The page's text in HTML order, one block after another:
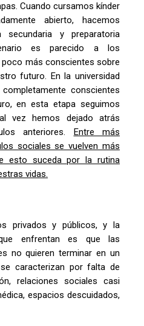
Cuando cursamos kínder
abierto, hacemos
y preparatoria
es parecido a los
más conscientes sobre
futuro. En la universidad
conscientes
en esta etapa seguimos
vez hemos dejado atrás
anteriores. Entre más
sociales se vuelven más
esto suceda por la rutina
vidas.
privados y públicos, y la
enfrentan es que las
no quieren terminar en un
caracterizan por falta de
relaciones sociales casi
espacios descuidados,